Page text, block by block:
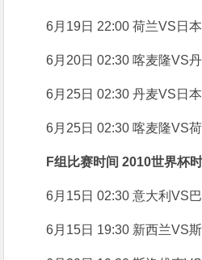
6月19日 22:00 荷兰VS日
6月20日 02:30 喀麦隆VS
6月25日 02:30 丹麦VS日
6月25日 02:30 喀麦隆VS
F组比赛时间 2010世界杯
6月15日 02:30 意大利VS
6月15日 19:30 新西兰VS